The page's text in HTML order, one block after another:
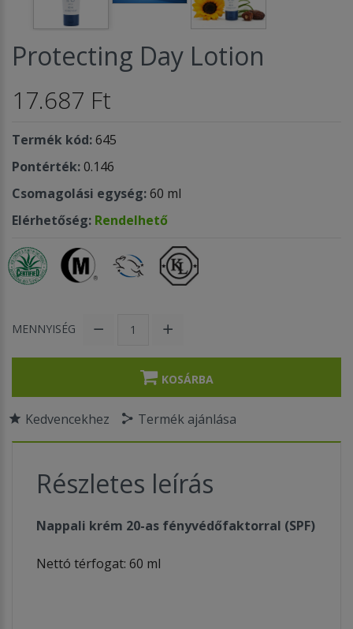
Protecting Day Lotion
17.687 Ft
Termék kód:645
Pontérték:0.146
Csomagolási egység:60 ml
Elérhetőség: Rendelhető
MENNYISÉG
KOSÁRBA
Kedvencekhez Termék ajánlása
Részletes leírás
Nappali krém 20-as fényvédőfaktorral (SPF)
Nettó térfogat: 60 ml